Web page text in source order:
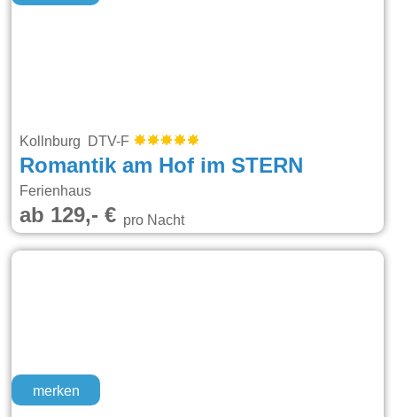
Kollnburg DTV-F
Romantik am Hof im STERN
Ferienhaus
ab 129,- €pro Nacht
merken